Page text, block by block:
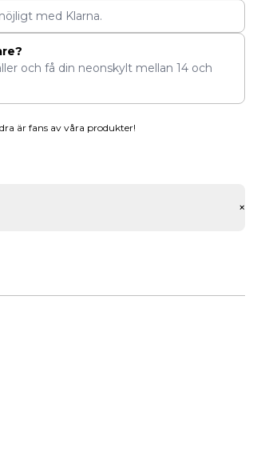
med Klarna.
och få din neonskylt mellan 14och
är fans av våra produkter!
+